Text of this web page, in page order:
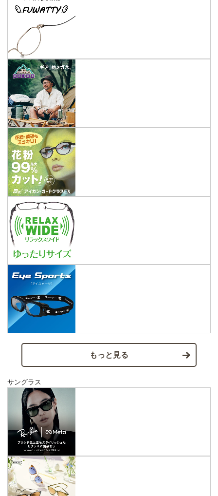
もっと見る
サングラス